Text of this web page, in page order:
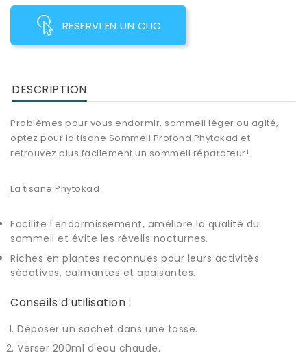
RESERVI EN UN CLIC
DESCRIPTION
Problèmes pour vous endormir, sommeil léger ou agité,
optez pour la tisane Sommeil Profond Phytokad et
retrouvez plus facilement un sommeil réparateur!
La tisane Phytokad :
Facilite l'endormissement, améliore la qualité du
sommeil et évite les réveils nocturnes.
Riches en plantes reconnues pour leurs activités
sédatives, calmantes et apaisantes.
Conseils d’utilisation :
Déposer un sachet dans une tasse.
Verser 200ml d'eau chaude.